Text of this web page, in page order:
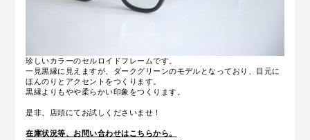
珍しいカラーのセルロイドフレームです。
一見黒縁に見えますが、ダークグリーンのモデルとなっており、目元に
ほんのりとアクセントをつくります。
黒縁よりもやや柔らかい印象をつくります。
是非、店頭にてお試しくださいませ！
在庫状況等、お問い合わせはこちらから。